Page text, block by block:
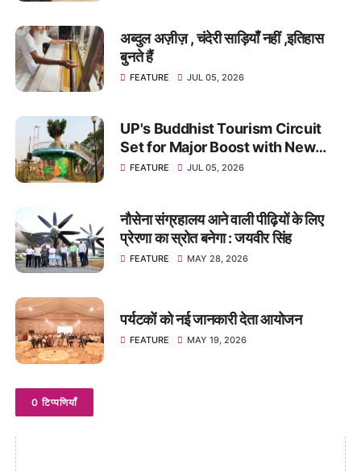
अब्दुल अज़ीज़ , चंदेरी साड़ियाँ नहीं ,इतिहास
बुनते हैं
FEATURE JUL 05, 2026
UP's Buddhist Tourism Circuit
Set for Major Boost with New
Theme Park in Kushinagar
FEATURE JUL 05, 2026
नौसेना संग्रहालय आने वाली पीढ़ियों के लिए
प्रेरणा का स्रोत बनेगा : जयवीर सिंह
FEATURE MAY 28, 2026
पर्यटकों को नई जानकारी देता आयोजन
FEATURE MAY 19, 2026
0 टिप्पणियाँ